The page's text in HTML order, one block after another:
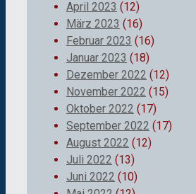
April 2023 (12)
März 2023 (16)
Februar 2023 (16)
Januar 2023 (18)
Dezember 2022 (12)
November 2022 (15)
Oktober 2022 (17)
September 2022 (17)
August 2022 (12)
Juli 2022 (13)
Juni 2022 (10)